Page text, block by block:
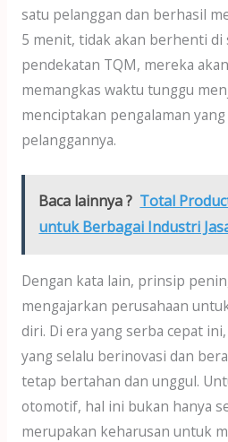
satu pelanggan dan berhasil
5 menit, tidak akan berhenti di
pendekatan TQM, mereka
memangkas waktu tunggu
menciptakan pengalaman
pelanggannya.
Baca lainnya ? Total
untuk Berbagai Industri
Dengan kata lain, prinsip
mengajarkan perusahaan
diri. Di era yang serba cepat
yang selalu berinovasi dan
tetap bertahan dan unggul.
otomotif, hal ini bukan hanya
merupakan keharusan untuk